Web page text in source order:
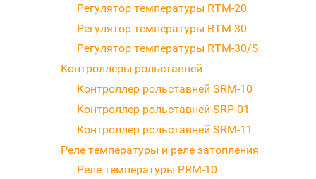
Регулятор температуры RTM-20
Регулятор температуры RTM-30
Регулятор температуры RTM-30/S
Контроллеры рольставней
Контроллер рольставней SRM-10
Контроллер рольставней SRP-01
Контроллер рольставней SRM-11
Реле температуры и реле затопления
Реле температуры PRM-10